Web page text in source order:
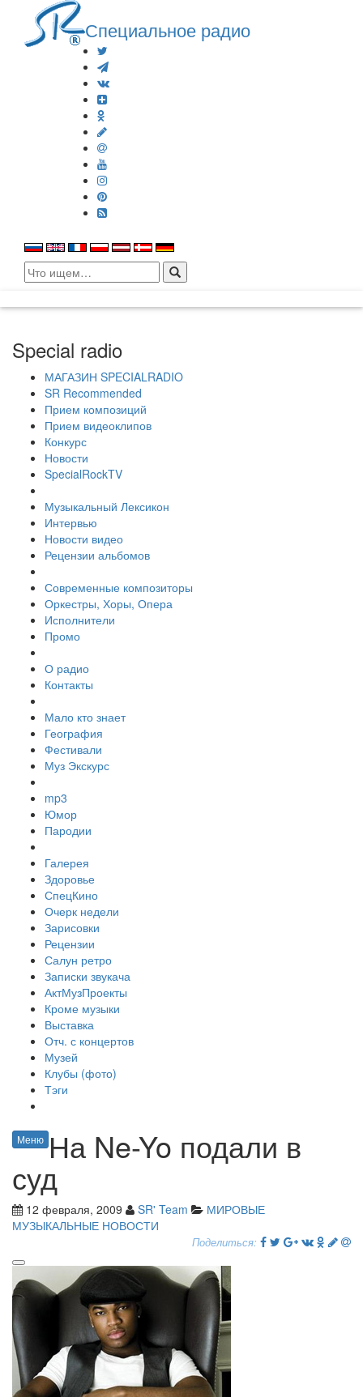
Специальное радио
Search
for:
Special radio
МАГАЗИН SPECIALRADIO
SR Recommended
Прием композиций
Прием видеоклипов
Конкурс
Новости
SpecialRockTV
Музыкальный Лексикон
Интервью
Новости видео
Рецензии альбомов
Современные композиторы
Оркестры, Хоры, Опера
Исполнители
Промо
О радио
Контакты
Мало кто знает
География
Фестивали
Муз Экскурс
mp3
Юмор
Пародии
Галерея
Здоровье
СпецКино
Очерк недели
Зарисовки
Рецензии
Салун ретро
Записки звукача
АктМузПроекты
Кроме музыки
Выставка
Отч. с концертов
Музей
Клубы (фото)
Тэги
Меню На Ne-Yo подали в
суд
12 февраля, 2009 SR' Team
МИРОВЫЕ
МУЗЫКАЛЬНЫЕ НОВОСТИ
Поделиться: